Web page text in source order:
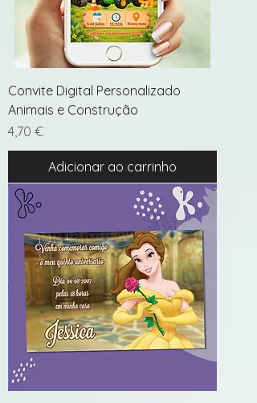
Convite Digital Personalizado
Animais e Construção
Preço
4,70 €
Adicionar ao carrinho